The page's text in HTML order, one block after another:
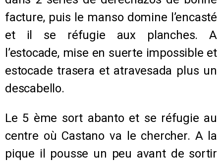
facture, puis le manso domine l’encasté
et il se réfugie aux planches. A
l’estocade, mise en suerte impossible et
estocade trasera et atravesada plus un
descabello.
Le 5 ème sort abanto et se réfugie au
centre où Castano va le chercher. A la
pique il pousse un peu avant de sortir